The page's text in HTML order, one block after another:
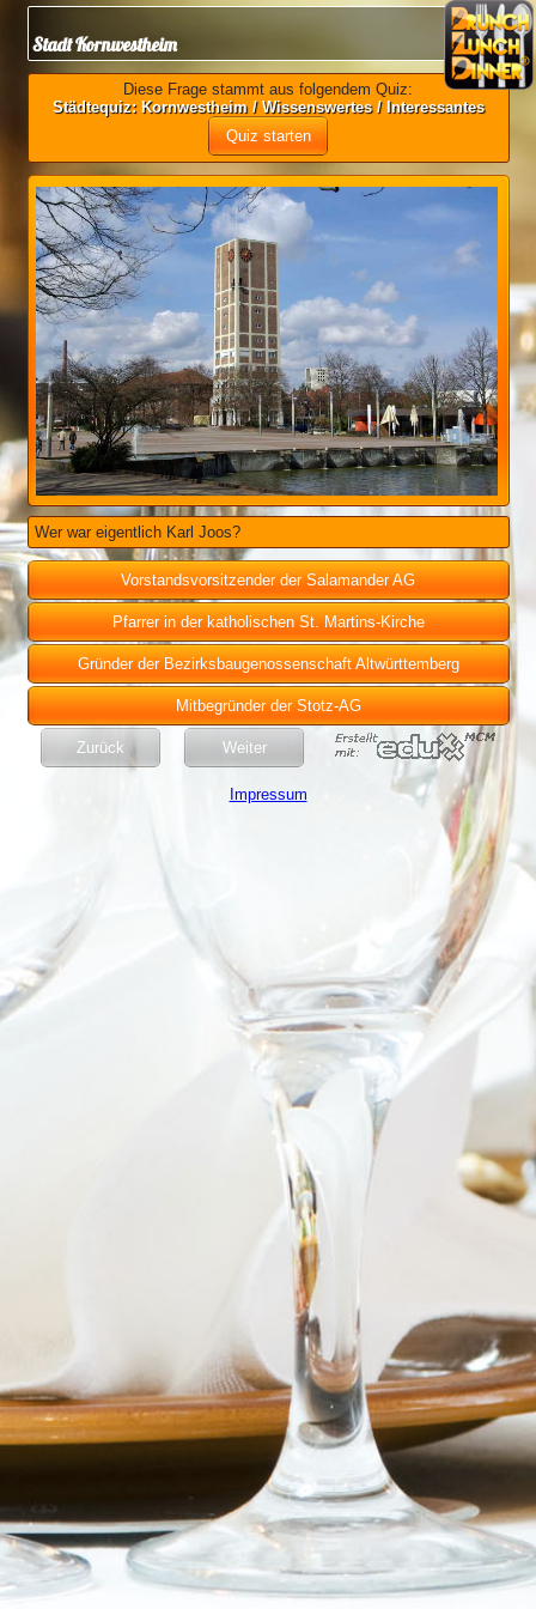
Stadt Kornwestheim
Diese Frage stammt aus folgendem Quiz:
Städtequiz: Kornwestheim / Wissenswertes / Interessantes
Quiz starten
Wer war eigentlich Karl Joos?
Vorstandsvorsitzender der Salamander AG
Pfarrer in der katholischen St. Martins-Kirche
Gründer der Bezirksbaugenossenschaft Altwürttemberg
Mitbegründer der Stotz-AG
Zurück Weiter
Impressum